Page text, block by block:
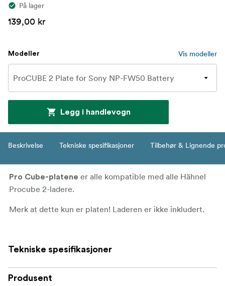
På lager
139,00 kr
Modeller Vis modeller
Legg i handlevogn
Beskrivelse Tekniske spesifikasjoner Tilbehør & Lignende
Pro Cube-platene er alle kompatible med alle Hähnel
Procube 2-ladere.
Merk at dette kun er platen! Laderen er ikke inkludert.
Tekniske spesifikasjoner
Produsent